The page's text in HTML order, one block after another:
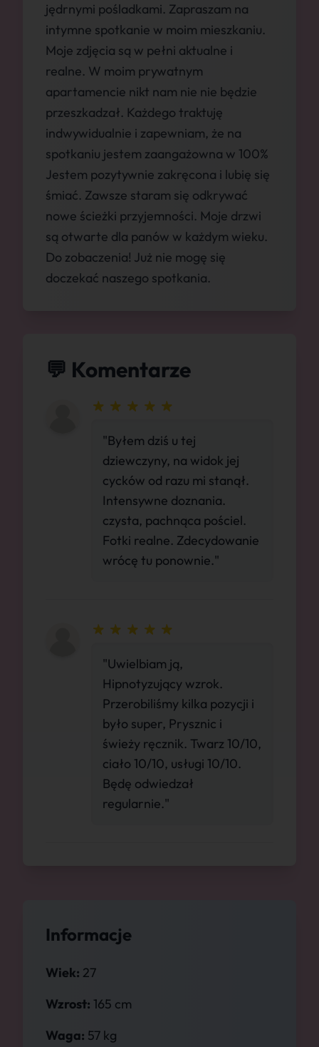
Informacje
Wiek: 27
Wzrost: 165 cm
Waga: 57 kg
jędrnymi pośladkami. Zapraszam na
intymne spotkanie w moim mieszkaniu.
Moje zdjęcia są w pełni aktualne i
realne. W moim prywatnym
apartamencie nikt nam nie nie będzie
przeszkadzał. Każdego traktuję
indwywidualnie i zapewniam, że na
spotkaniu jestem zaangażowna w 100%
Jestem pozytywnie zakręcona i lubię się
śmiać. Zawsze staram się odkrywać
nowe ścieżki przyjemności. Moje drzwi
są otwarte dla panów w każdym wieku.
Do zobaczenia! Już nie mogę się
doczekać naszego spotkania.
💬 Komentarze
"Byłem dziś u tej
dziewczyny, na widok jej
cycków od razu mi stanął.
Intensywne doznania.
czysta, pachnąca pościel.
Fotki realne. Zdecydowanie
wrócę tu ponownie."
"Uwielbiam ją,
Hipnotyzujący wzrok.
Przerobiliśmy kilka pozycji i
było super, Prysznic i
świeży ręcznik. Twarz 10/10,
ciało 10/10, usługi 10/10.
Będę odwiedzał
regularnie."